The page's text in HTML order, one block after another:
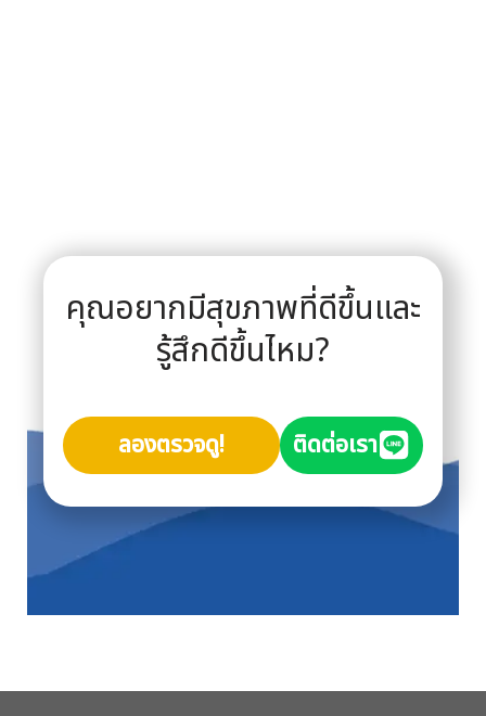
คุณอยากมีสุขภาพที่ดีขึ้นและ
รู้สึกดีขึ้นไหม?
ลองตรวจดู! ติดต่อเรา